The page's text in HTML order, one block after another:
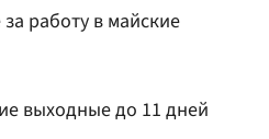
работу в майские
выходные до 11 дней